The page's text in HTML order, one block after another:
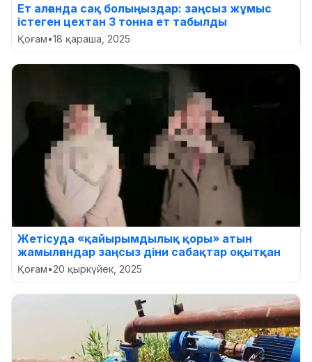
Ет алғанда сақ болыңыздар: заңсыз жұмыс
істеген цехтан 3 тонна ет табылды
Қоғам•18 қараша, 2025
Жетісуда «қайырымдылық қоры» атын
жамылғандар заңсыз діни сабақтар оқытқан
Қоғам•20 қыркүйек, 2025